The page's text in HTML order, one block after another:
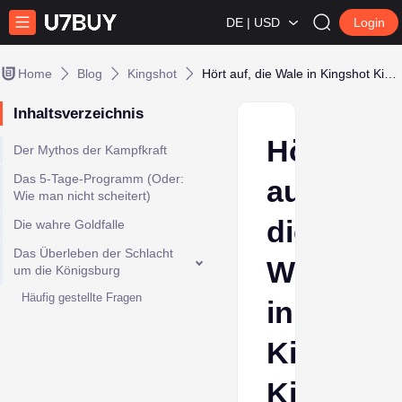
DE | USD Login
Home Blog Kingshot
Inhaltsverzeichnis
Der Mythos der Kampfkraft
Das 5-Tage-Programm (Oder:
Wie man nicht scheitert)
Die wahre Goldfalle
Das Überleben der Schlacht
um die Königsburg
Häufig gestellte Fragen
Hört
auf,
die
Wale
in
Kingshot
Kingdom